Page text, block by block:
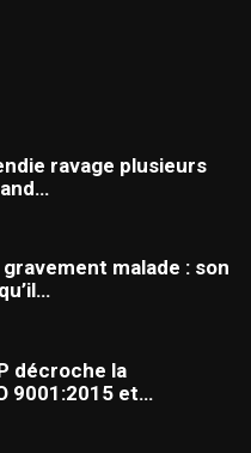
ravage plusieurs
malade : son
décroche la
9001:2015 et…